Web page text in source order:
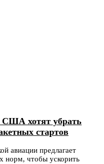
США хотят убрать
стартов
авиации предлагает
норм, чтобы ускорить